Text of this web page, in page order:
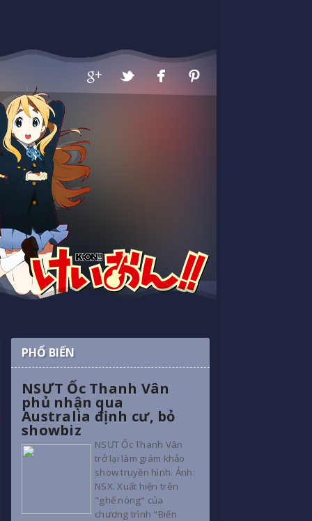
PHỔ BIẾN
NSƯT Ốc Thanh Vân
phủ nhận qua
Australia định cư, bỏ
showbiz
NSƯT Ốc Thanh Vân
trở lại làm giám khảo
show truyền hình. Ảnh:
NSX. Xuất hiện trên
"ghế nóng" của
chương trình "Biến